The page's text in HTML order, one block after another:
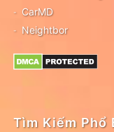
CarMD
Neightbor
Tìm Kiếm Phổ